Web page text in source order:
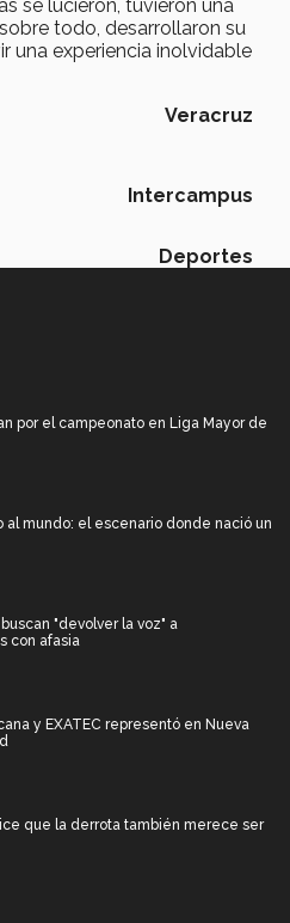
se lucieron, tuvieron una
todo, desarrollaron su
una experiencia inolvidable
Veracruz
Intercampus
Deportes
por el campeonato en Liga Mayor de
al mundo: el escenario donde nació un
"devolver la voz" a
con afasia
y EXATEC representó en Nueva
que la derrota también merece ser